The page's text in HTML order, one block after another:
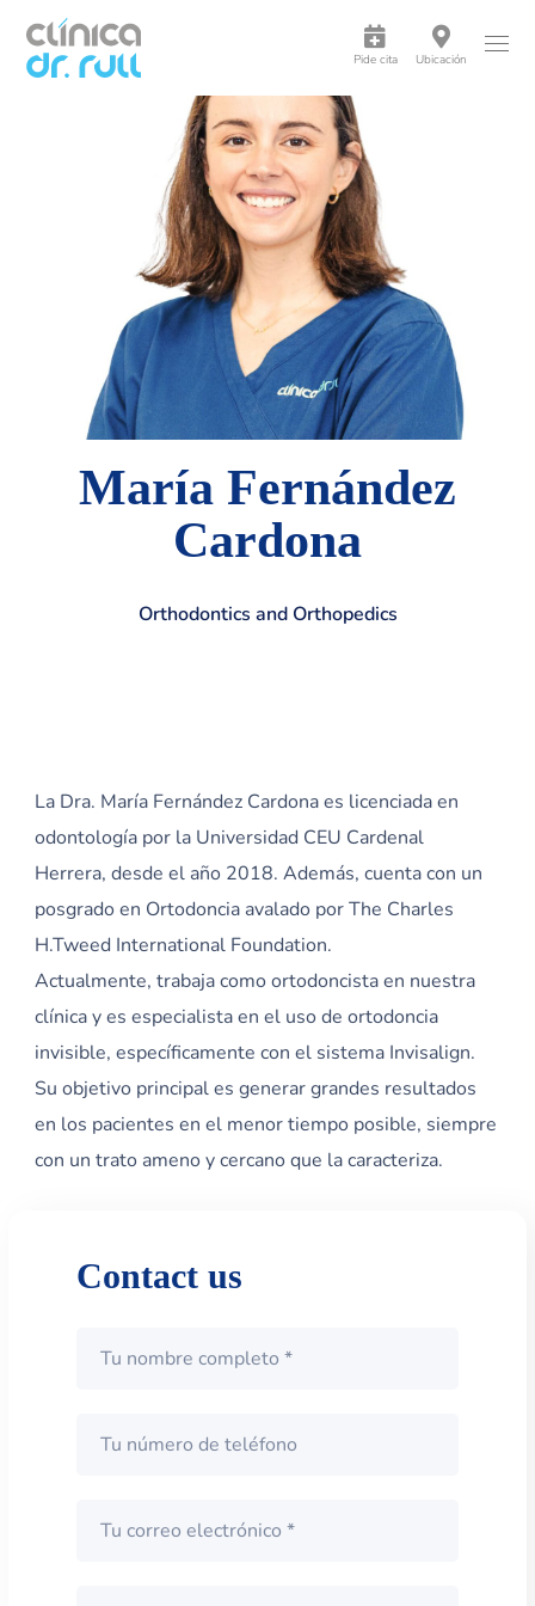
Pide cita Ubicación
María Fernández
Cardona
Orthodontics and Orthopedics
La Dra. María Fernández Cardona es licenciada en
odontología por la Universidad CEU Cardenal
Herrera, desde el año 2018. Además, cuenta con un
posgrado en Ortodoncia avalado por The Charles
H.Tweed International Foundation.
Actualmente, trabaja como ortodoncista en nuestra
clínica y es especialista en el uso de ortodoncia
invisible, específicamente con el sistema Invisalign.
Su objetivo principal es generar grandes resultados
en los pacientes en el menor tiempo posible, siempre
con un trato ameno y cercano que la caracteriza.
Contact us